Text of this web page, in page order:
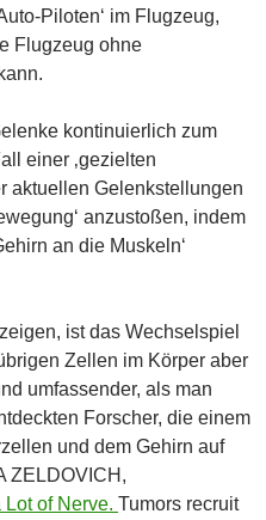
Piloten‘ im Flugzeug,
Flugzeug ohne
kontinuierlich zum
einer ‚gezielten
aktuellen Gelenkstellungen
anzustoßen, indem
an die Muskeln‘
ist das Wechselspiel
Zellen im Körper aber
umfassender, als man
Forscher, die einem
und dem Gehirn auf
ZELDOVICH,
Lot of Nerve. Tumors recruit